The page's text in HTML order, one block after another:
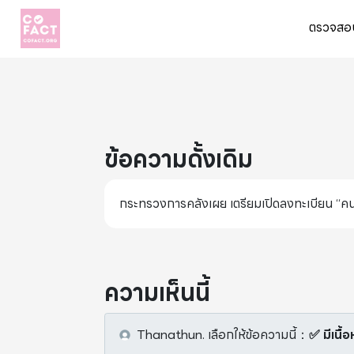
ตรวจส
ข้อความดั้งเดิม
กระทรวงการคลังเผย เตรียมเปิดลงทะเบียน
ความเห็นนี้
Thanathun. เลือกให้ข้อความนี้： ✅ มีเนื้